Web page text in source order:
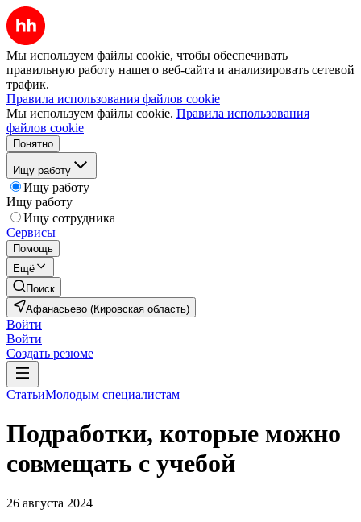
Мы используем файлы cookie, чтобы обеспечивать
правильную работу нашего веб-сайта и анализировать сетевой
трафик.
Правила использования файлов cookie
Мы используем файлы cookie. Правила использования
файлов cookie
Понятно
Ищу работу
Ищу работу
Ищу работу
Ищу сотрудника
Сервисы
Помощь
Ещё
Поиск
Афанасьево (Кировская область)
Войти
Войти
Создать резюме
СтатьиМолодым специалистам
Подработки, которые можно
совмещать с учебой
26 августа 2024